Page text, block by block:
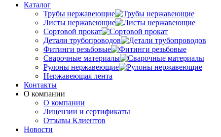
Каталог
Трубы нержавеющие
Листы нержавеющие
Сортовой прокат
Детали трубопроводов
Фитинги резьбовые
Сварочные материалы
Рулоны нержавеющие
Нержавеющая лента
Контакты
О компании
О компании
Лицензии и сертификаты
Отзывы Клиентов
Новости